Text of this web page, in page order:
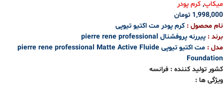
میکاپ, کرم پودر
1,998,000 تومان
نام محصول : کرم پودر مت اکتیو تیوپی
برند : پیررنه پروفشنال pierre rene professional
مدل :
مت اکتیو تیوپی pierre rene professional Matte Active Fluide
Foundation
کشور تولید کننده : فرانسه
ویژگی ها :